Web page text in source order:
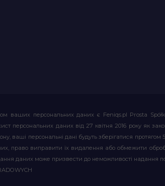
ваших персональних даних є Feniqs.pl Prosta
персональних даних від 27 квітня 2016 року
ваші персональні дані будуть зберігатися
право виправити їх видалення або обмежити
даних може призвести до неможливості надання